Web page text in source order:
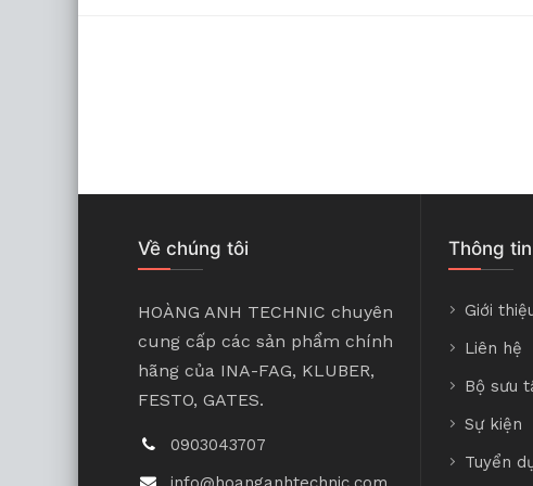
Về chúng tôi
HOÀNG ANH TECHNIC chuyên
cung cấp các sản phẩm chính
hãng của INA-FAG, KLUBER,
FESTO, GATES.
0903043707
Thông
Giới
Liên hệ
Bộ sưu
Sự kiện
Tuyển